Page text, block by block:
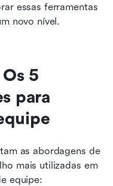
essas ferramentas
novo nível.
5
para
as abordagens de
mais utilizadas em
equipe: